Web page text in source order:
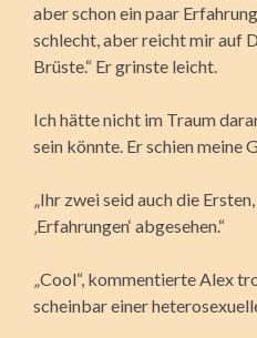
aber schon ein paar
schlecht, aber reicht mir auf
Brüste.“ Er grinste leicht.
Ich hätte nicht im Traum
sein könnte. Er schien meine
„Ihr zwei seid auch die
‚Erfahrungen‘ abgesehen.“
„Cool“, kommentierte Alex
scheinbar einer